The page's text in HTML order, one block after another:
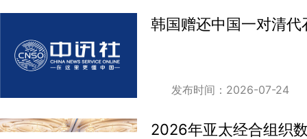
韩国赠还中国一对清代
发布时间：2026-07-24
2026年亚太经合组织